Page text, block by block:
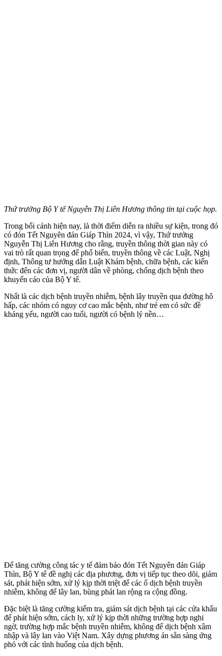
Thứ trưởng Bộ Y tế Nguyễn Thị Liên Hương thông tin tại cuộc họp.
Trong bối cảnh hiện nay, là thời điểm diễn ra nhiều sự kiện, trong đó
có đón Tết Nguyên đán Giáp Thìn 2024, vì vậy, Thứ trưởng
Nguyễn Thị Liên Hương cho rằng, truyền thông thời gian này có
vai trò rất quan trọng để phổ biến, truyền thông về các Luật, Nghị
định, Thông tư hướng dẫn Luật Khám bệnh, chữa bệnh, các kiến
thức đến các đơn vị, người dân về phòng, chống dịch bệnh theo
khuyến cáo của Bộ Y tế.
Nhất là các dịch bệnh truyền nhiễm, bệnh lây truyền qua đường hô
hấp, các nhóm có nguy cơ cao mắc bệnh, như trẻ em có sức đề
kháng yếu, người cao tuổi, người có bệnh lý nền…
Để tăng cường công tác y tế đảm bảo đón Tết Nguyên đán Giáp
Thìn, Bộ Y tế đề nghị các địa phương, đơn vị tiếp tục theo dõi, giám
sát, phát hiện sớm, xử lý kịp thời triệt để các ổ dịch bệnh truyền
nhiễm, không để lây lan, bùng phát lan rộng ra cộng đồng.
Đặc biệt là tăng cường kiểm tra, giám sát dịch bệnh tại các cửa khẩu
để phát hiện sớm, cách ly, xử lý kịp thời những trường hợp nghi
ngờ, trường hợp mắc bệnh truyền nhiễm, không để dịch bệnh xâm
nhập và lây lan vào Việt Nam. Xây dựng phương án sẵn sàng ứng
phó với các tình huống của dịch bệnh.